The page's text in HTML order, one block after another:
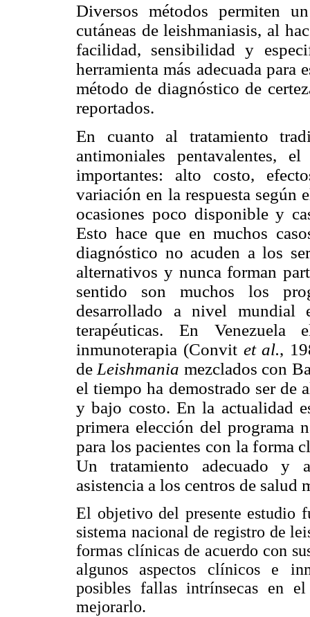
Diversos métodos permiten
cutáneas de leishmaniasis, al
facilidad, sensibilidad y
herramienta más adecuada para
método de diagnóstico de
reportados.
En cuanto al tratamiento
antimoniales pentavalentes,
importantes: alto costo,
variación en la respuesta según
ocasiones poco disponible y
Esto hace que en muchos
diagnóstico no acuden a los
alternativos y nunca forman
sentido son muchos los
desarrollado a nivel mundial
terapéuticas. En
inmunoterapia (Convit et al.,
de Leishmania mezclados con
el tiempo ha demostrado ser de
y bajo costo. En la actualidad
primera elección del
para los pacientes con la forma
Un tratamiento adecuado y
asistencia a los centros de salud
El objetivo del presente estudio
sistema nacional de registro de
formas clínicas de acuerdo con
algunos aspectos clínicos e
posibles fallas intrínsecas en
mejorarlo.